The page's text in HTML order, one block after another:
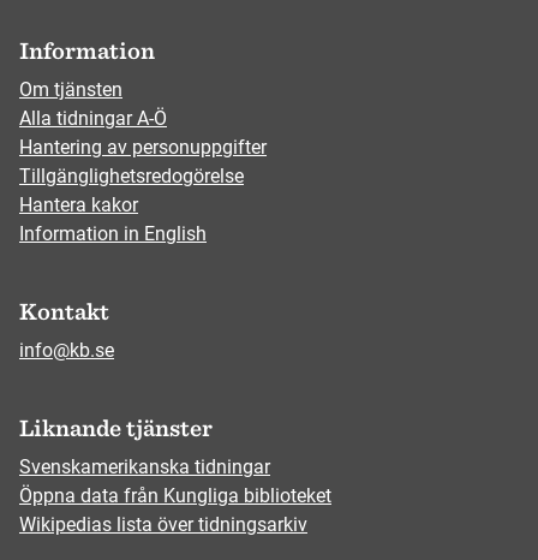
Information
Om tjänsten
Alla tidningar A-Ö
Hantering av personuppgifter
Tillgänglighetsredogörelse
Hantera kakor
Information in English
Kontakt
info@kb.se
Liknande tjänster
Svenskamerikanska tidningar
Öppna data från Kungliga biblioteket
Wikipedias lista över tidningsarkiv